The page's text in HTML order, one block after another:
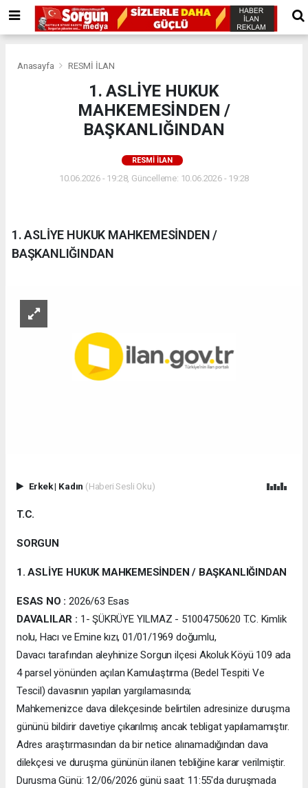
Anasayfa RESMİ İLAN
1. ASLİYE HUKUK
MAHKEMESİNDEN /
BAŞKANLIĞINDAN
RESMİ İLAN
10.06.2026 - 19:28, Güncelleme: 10.06.2026 - 19:28
1. ASLİYE HUKUK MAHKEMESİNDEN /
BAŞKANLIĞINDAN
Erkek| Kadın (Haberi Sesli Oku)
T.C.
SORGUN
1. ASLİYE HUKUK MAHKEMESİNDEN / BAŞKANLIĞINDAN
ESAS NO : 2026/63 Esas
DAVALILAR : 1- ŞÜKRÜYE YILMAZ - 51004750620 T.C. Kimlik
nolu, Hacı ve Emine kızı, 01/01/1969 doğumlu,
Davacı tarafından aleyhinize Sorgun ilçesi Akoluk Köyü 109 ada
4 parsel yönünden açılan Kamulaştırma (Bedel Tespiti Ve
Tescil) davasının yapılan yargılamasında;
Mahkemenizce dava dilekçesinde belirtilen adresinize duruşma
gününü bildirir davetiye çıkarılmış ancak tebligat yapılamamıştır.
Adres araştırmasından da bir netice alınamadığından dava
dilekçesi ve duruşma gününün ilanen tebliğine karar verilmiştir.
Durusma Günü: 12/06/2026 günü saat: 11:55'da duruşmada